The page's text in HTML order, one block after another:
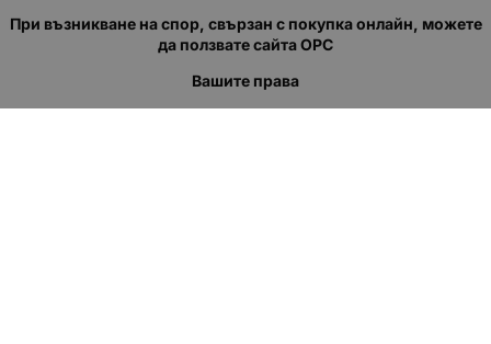
При възникване на спор, свързан с покупка онлайн, можете
да ползвате сайта ОРС
Вашите права